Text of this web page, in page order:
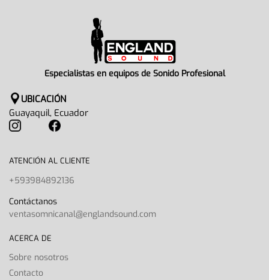
Especialistas en equipos de Sonido Profesional
UBICACIÓN
Guayaquil, Ecuador
ATENCIÓN AL CLIENTE
+593984892136
Contáctanos
ventasomnicanal@englandsound.com
ACERCA DE
Sobre nosotros
Contacto